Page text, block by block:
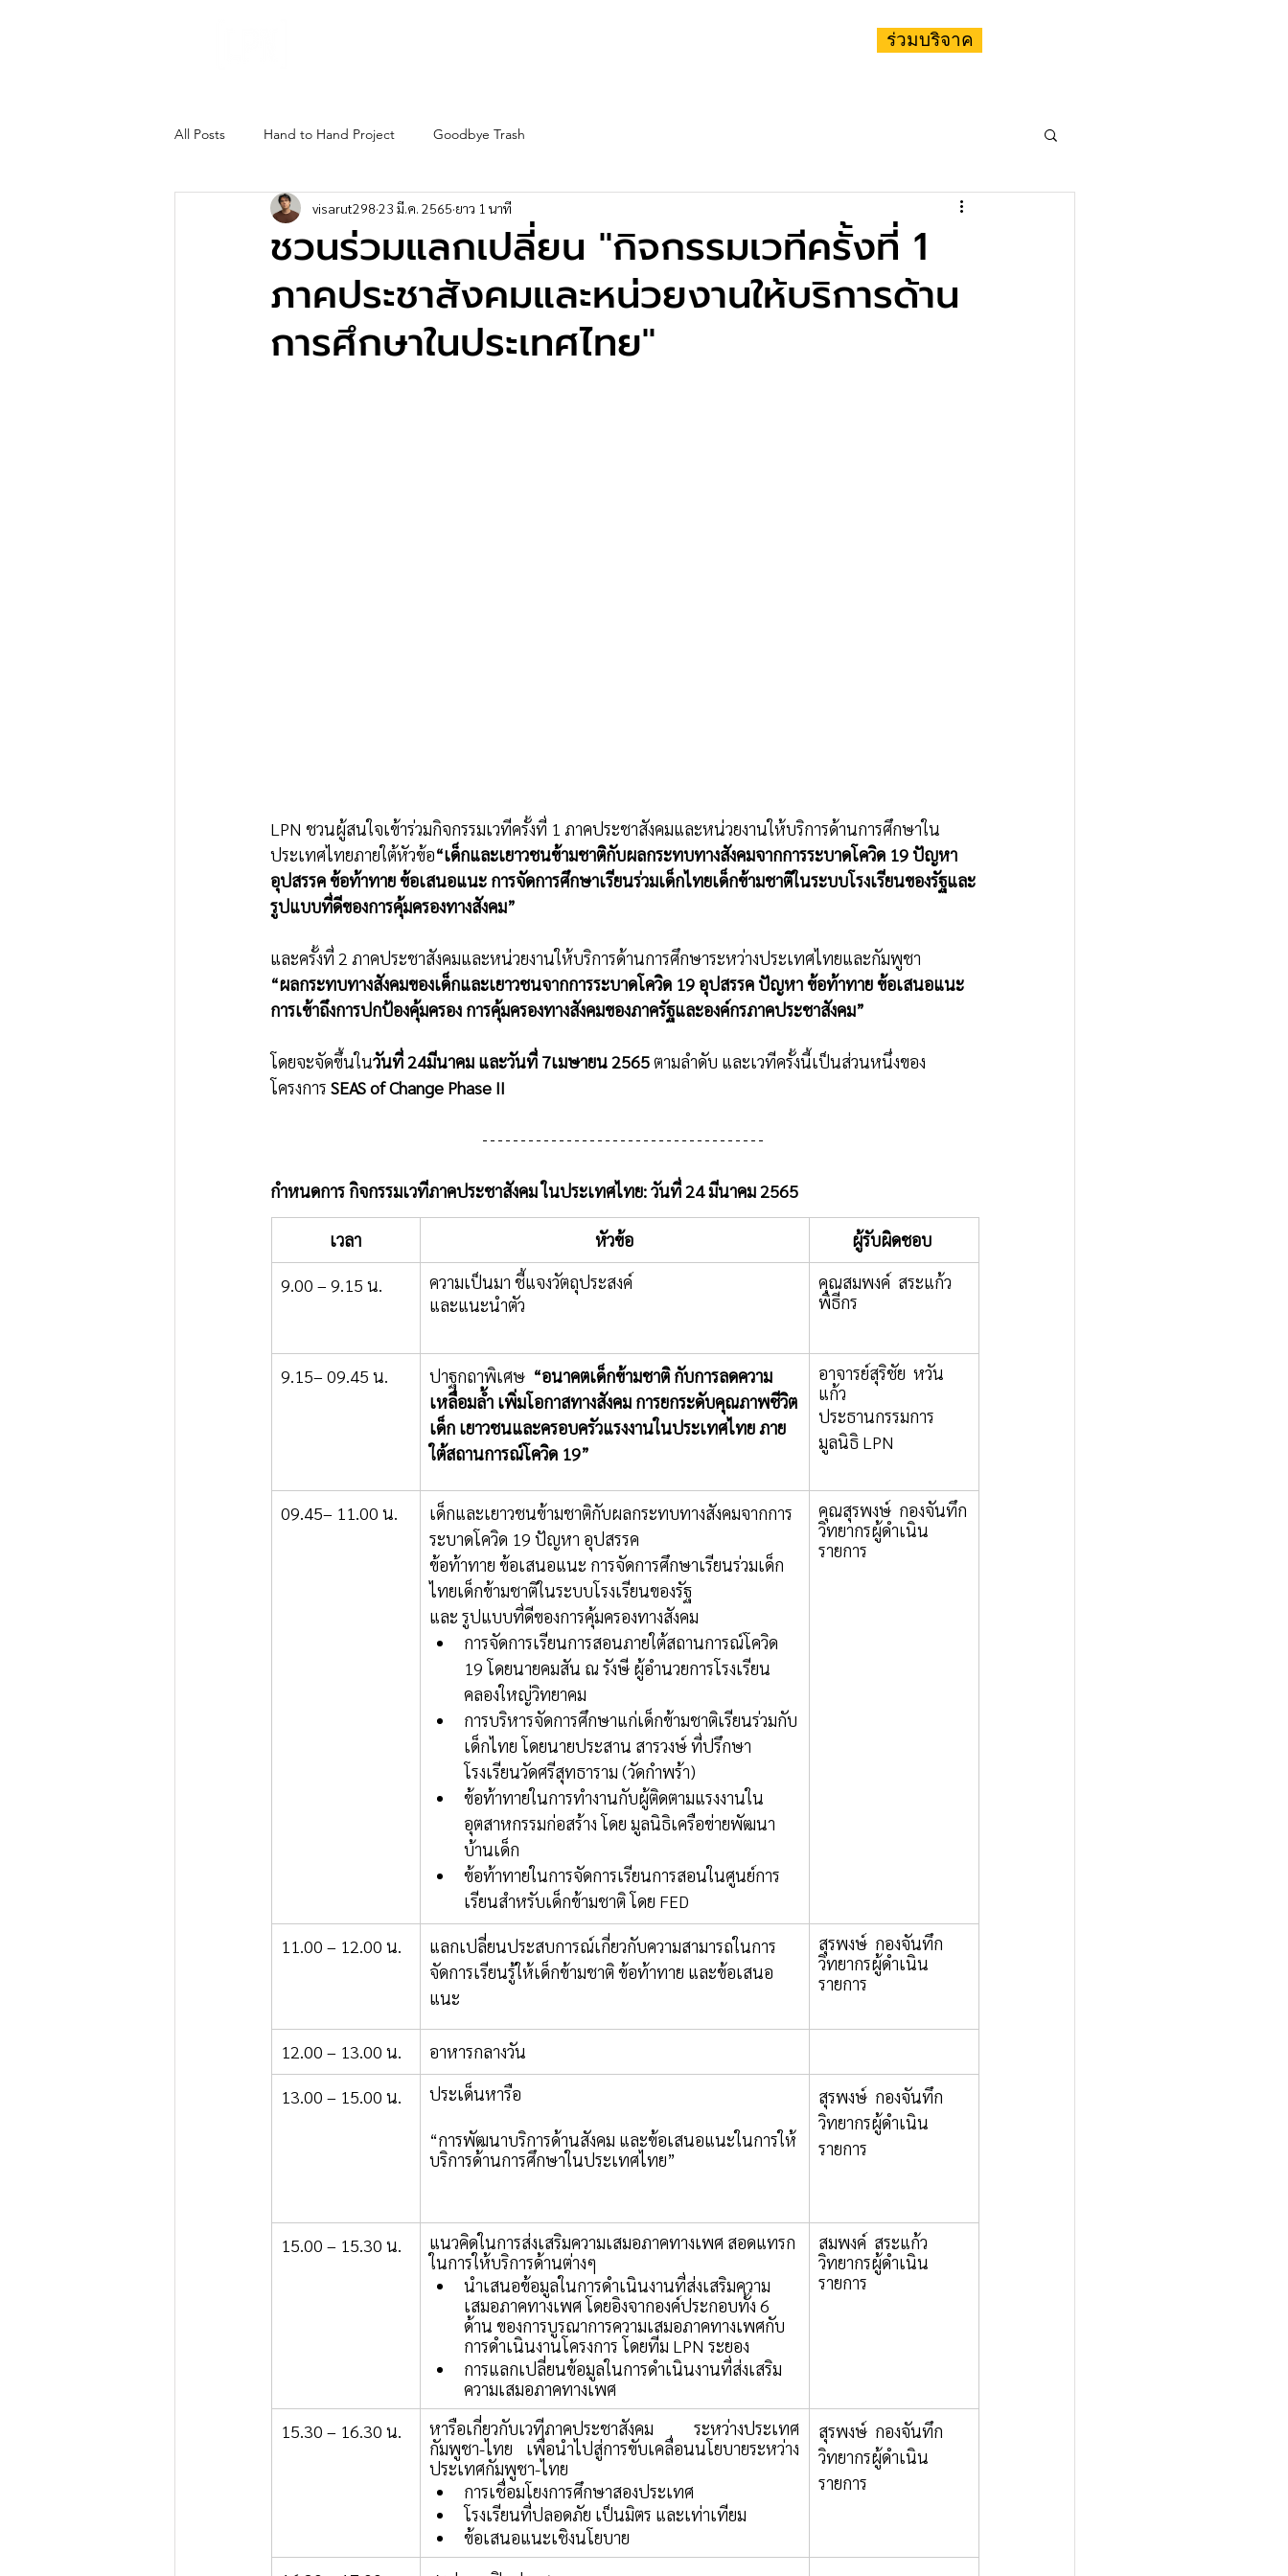
ร่วมบริจาค
All Posts Hand to Hand Project Goodbye Trash
ชวนร่วมแลกเปลี่ยน "กิจกรรมเวทีครั้งที่ 1
ภาคประชาสังคมและหน่วยงานให้บริการด้าน
การศึกษาในประเทศไทย"
visarut298 23 มี.ค. 2565 ยาว 1 นาที
LPN ชวนผู้สนใจเข้าร่วมกิจกรรมเวทีครั้งที่ 1 ภาคประชาสังคมและหน่วยงานให้บริการด้านการศึกษาใน
ประเทศไทยภายใต้หัวข้อ“เด็กและเยาวชนข้ามชาติกับผลกระทบทางสังคมจากการระบาดโควิด 19 ปัญหา
อุปสรรค ข้อท้าทาย ข้อเสนอแนะ การจัดการศึกษาเรียนร่วมเด็กไทยเด็กข้ามชาติในระบบโรงเรียนของรัฐและ
รูปแบบที่ดีของการคุ้มครองทางสังคม”
และครั้งที่ 2 ภาคประชาสังคมและหน่วยงานให้บริการด้านการศึกษาระหว่างประเทศไทยและกัมพูชา
“ผลกระทบทางสังคมของเด็กและเยาวชนจากการระบาดโควิด 19 อุปสรรค ปัญหา ข้อท้าทาย ข้อเสนอแนะ
การเข้าถึงการปกป้องคุ้มครอง การคุ้มครองทางสังคมของภาครัฐและองค์กรภาคประชาสังคม”
โดยจะจัดขึ้นในวันที่ 24มีนาคม และวันที่ 7เมษายน 2565 ตามลำดับ และเวทีครั้งนี้เป็นส่วนหนึ่งของ
โครงการ SEAS of Change Phase II
กำหนดการ กิจกรรมเวทีภาคประชาสังคม ในประเทศไทย: วันที่ 24 มีนาคม 2565
เวลา หัวข้อ ผู้รับผิดชอบ
9.00 – 9.15 น.
ความเป็นมา ชี้แจงวัตถุประสงค์
และแนะนำตัว
คุณสมพงค์  สระแก้ว
พิธีกร
9.15– 09.45 น. ปาฐกถาพิเศษ “อนาคตเด็กข้ามชาติ กับการลดความ
เหลื่อมล้ำ เพิ่มโอกาสทางสังคม การยกระดับคุณภาพชีวิต
เด็ก เยาวชนและครอบครัวแรงงานในประเทศไทย ภาย
ใต้สถานการณ์โควิด 19”
อาจารย์สุริชัย  หวัน
แก้ว
ประธานกรรมการ
มูลนิธิ LPN
09.45– 11.00 น.
เด็กและเยาวชนข้ามชาติกับผลกระทบทางสังคมจากการ
ระบาดโควิด 19 ปัญหา อุปสรรค
ข้อท้าทาย ข้อเสนอแนะ การจัดการศึกษาเรียนร่วมเด็ก
ไทยเด็กข้ามชาติในระบบโรงเรียนของรัฐ
และ รูปแบบที่ดีของการคุ้มครองทางสังคม
การจัดการเรียนการสอนภายใต้สถานการณ์โควิด
19 โดยนายคมสัน ณ รังษี ผู้อำนวยการโรงเรียน
คลองใหญ่วิทยาคม
การบริหารจัดการศึกษาแก่เด็กข้ามชาติเรียนร่วมกับ
เด็กไทย โดยนายประสาน สารวงษ์ ที่ปรึกษา
โรงเรียนวัดศรีสุทธาราม (วัดกำพร้า)
ข้อท้าทายในการทำงานกับผู้ติดตามแรงงานใน
อุตสาหกรรมก่อสร้าง โดย มูลนิธิเครือข่ายพัฒนา
บ้านเด็ก
ข้อท้าทายในการจัดการเรียนการสอนในศูนย์การ
เรียนสำหรับเด็กข้ามชาติ โดย FED
คุณสุรพงษ์  กองจันทึก
วิทยากรผู้ดำเนิน
รายการ
11.00 – 12.00 น.
​แลกเปลี่ยนประสบการณ์เกี่ยวกับความสามารถในการ
จัดการเรียนรู้ให้เด็กข้ามชาติ ข้อท้าทาย และข้อเสนอ
แนะ
สุรพงษ์  กองจันทึก
วิทยากรผู้ดำเนิน
รายการ
12.00 – 13.00 น. ​อาหารกลางวัน
13.00 – 15.00 น. ประเด็นหารือ
“การพัฒนาบริการด้านสังคม และข้อเสนอแนะในการให้
บริการด้านการศึกษาในประเทศไทย”
สุรพงษ์  กองจันทึก
วิทยากรผู้ดำเนิน
รายการ
15.00 – 15.30 น.
แนวคิดในการส่งเสริมความเสมอภาคทางเพศ สอดแทรก
ในการให้บริการด้านต่างๆ
นำเสนอข้อมูลในการดำเนินงานที่ส่งเสริมความ
เสมอภาคทางเพศ โดยอิงจากองค์ประกอบทั้ง 6
ด้าน ของการบูรณาการความเสมอภาคทางเพศกับ
การดำเนินงานโครงการ โดยทีม LPN ระยอง
การแลกเปลี่ยนข้อมูลในการดำเนินงานที่ส่งเสริม
ความเสมอภาคทางเพศ
สมพงค์  สระแก้ว
วิทยากรผู้ดำเนิน
รายการ
15.30 – 16.30 น.
หารือเกี่ยวกับเวทีภาคประชาสังคม ระหว่างประเทศ
กัมพูชา-ไทย เพื่อนำไปสู่การขับเคลื่อนนโยบายระหว่าง
ประเทศกัมพูชา-ไทย
การเชื่อมโยงการศึกษาสองประเทศ
โรงเรียนที่ปลอดภัย เป็นมิตร และเท่าเทียม
ข้อเสนอแนะเชิงนโยบาย
สุรพงษ์  กองจันทึก
วิทยากรผู้ดำเนิน
รายการ